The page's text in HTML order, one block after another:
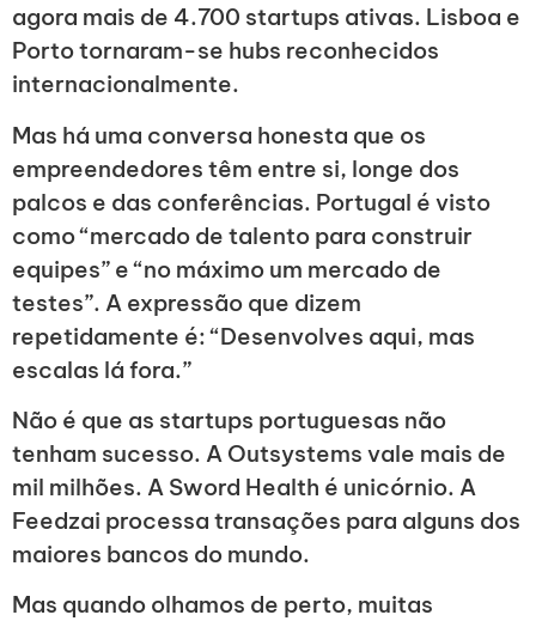
agora mais de 4.700 startups ativas. Lisboa e
Porto tornaram-se hubs reconhecidos
internacionalmente.
Mas há uma conversa honesta que os
empreendedores têm entre si, longe dos
palcos e das conferências. Portugal é visto
como “mercado de talento para construir
equipes” e “no máximo um mercado de
testes”. A expressão que dizem
repetidamente é: “Desenvolves aqui, mas
escalas lá fora.”
Não é que as startups portuguesas não
tenham sucesso. A Outsystems vale mais de
mil milhões. A Sword Health é unicórnio. A
Feedzai processa transações para alguns dos
maiores bancos do mundo.
Mas quando olhamos de perto, muitas